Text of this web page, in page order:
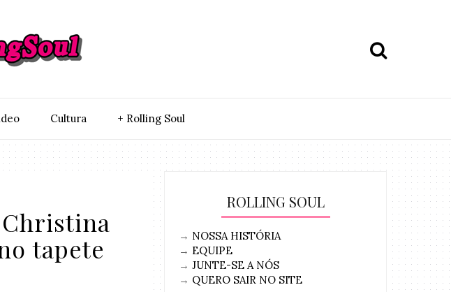
Cultura + Rolling Soul
Christina
tapete
ROLLING SOUL
→ NOSSA HISTÓRIA
→ EQUIPE
→ JUNTE-SE A NÓS
→ QUERO SAIR NO SITE